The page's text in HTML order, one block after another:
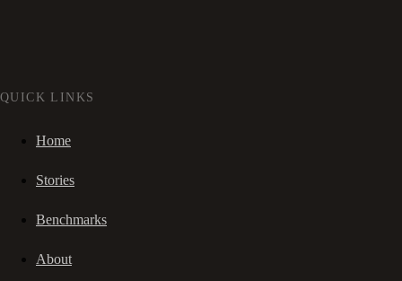
QUICK LINKS
Home
Stories
Benchmarks
About